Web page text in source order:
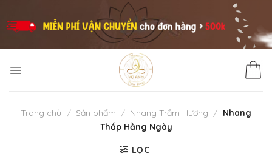
to
content
Trang chủ / Sản phẩm / Nhang Trầm Hương / Nhang
Thắp Hằng Ngày
LỌC